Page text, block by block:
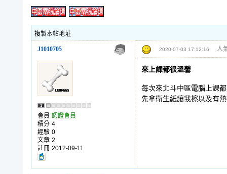
複製本帖地址
J1010705 2020-07-03 17:12:16 人
會員 認證會員
積分 4
經驗 0
文章 2
註冊 2012-09-11
來上課都很溫馨
每次來北斗中區電腦上課
先拿衛生紙讓我擦以及有